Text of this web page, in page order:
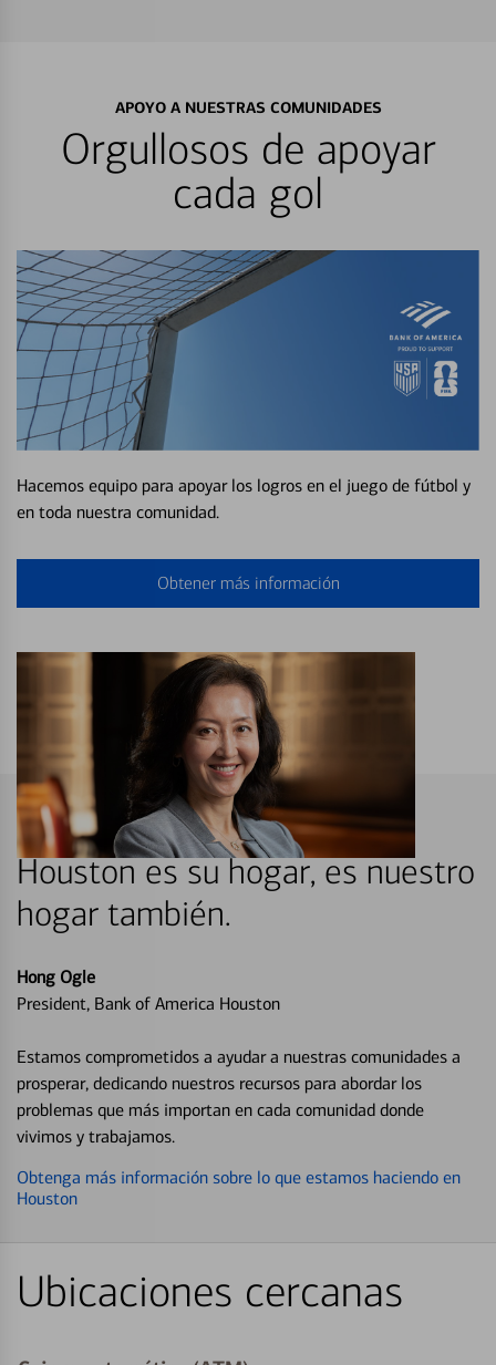
APOYO A NUESTRAS COMUNIDADES
Orgullosos de apoyar
cada gol
Hacemos equipo para apoyar los logros en el juego de fútbol y
en toda nuestra comunidad.
Obtener más información
Houston es su hogar, es nuestro
hogar también.
Hong Ogle
President, Bank of America Houston
Estamos comprometidos a ayudar a nuestras comunidades a
prosperar, dedicando nuestros recursos para abordar los
problemas que más importan en cada comunidad donde
vivimos y trabajamos.
Obtenga más información sobre lo que estamos haciendo en
Houston
Ubicaciones cercanas